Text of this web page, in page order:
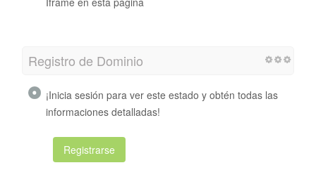
Registro de Dominio
¡Inicia sesión para ver este estado y obtén todas las
informaciones detalladas!
Registrarse